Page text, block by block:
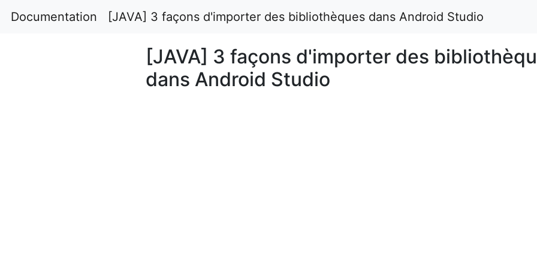
Documentation [JAVA] 3 façons d'importer des bibliothèques dans Android Studio
[JAVA] 3 façons d'importer des
dans Android Studio